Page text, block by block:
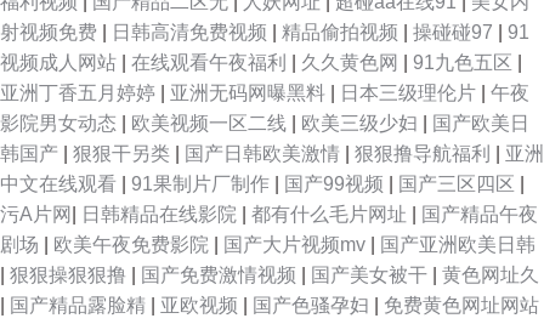
射视频免费
日韩高清免费视频 精品偷拍视频 操碰碰97
91
视频成人网站
在线观看午夜福利 久久黄色网 91九色五区
亚洲丁香五月婷婷
亚洲无码网曝黑料 日本三级理伦片
午夜
影院男女动态
欧美视频一区二线 欧美三级少妇
国产欧美日
韩国产
狠狠干另类 国产日韩欧美激情 狠狠撸导航福利
亚洲
中文在线观看
91果制片厂制作 国产99视频 国产三区四区
污A片网
日韩精品在线影院 都有什么毛片网址
国产精品午夜
剧场
欧美午夜免费影院 国产大片视频mv
国产亚洲欧美日韩
狠狠操狠狠撸 国产免费激情视频 国产美女被干
黄色网址久
国产精品露脸精 亚欧视频 国产色骚孕妇
免费黄色网址网站